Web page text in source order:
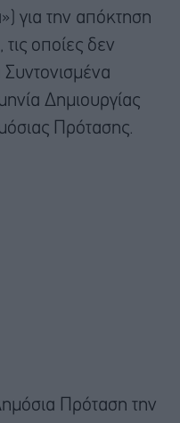
για την απόκτηση
οποίες δεν
Συντονισμένα
Δημιουργίας
Πρότασης.
Πρόταση την